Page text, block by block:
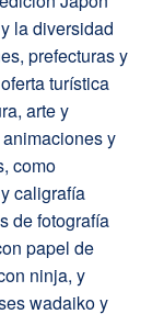
la diversidad
prefecturas y
turística
arte y
y
como
caligrafía
de fotografía
papel de
ninja, y
wadaiko y